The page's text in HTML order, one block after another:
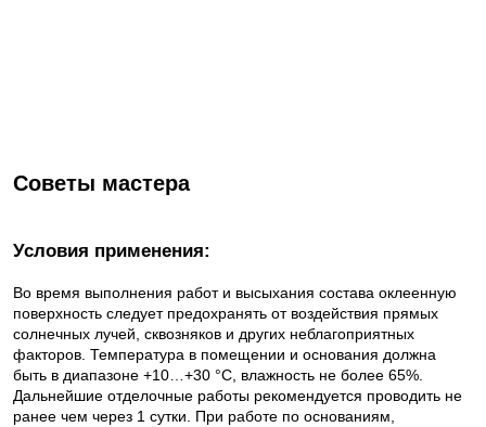
Советы мастера
Условия применения:
Во время выполнения работ и высыхания состава оклеенную
поверхность следует предохранять от воздействия прямых
солнечных лучей, сквозняков и других неблагоприятных
факторов. Температура в помещении и основания должна
быть в диапазоне +10…+30 °С, влажность не более 65%.
Дальнейшие отделочные работы рекомендуется проводить не
ранее чем через 1 сутки. При работе по основаниям,